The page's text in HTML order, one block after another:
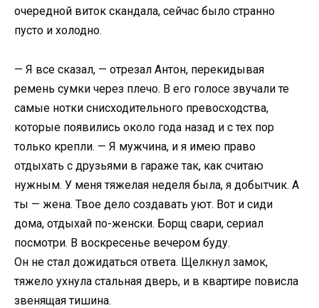
очередной виток скандала, сейчас было странно
пусто и холодно.
— Я все сказал, — отрезал Антон, перекидывая
ремень сумки через плечо. В его голосе звучали те
самые нотки снисходительного превосходства,
которые появились около года назад и с тех пор
только крепли. — Я мужчина, и я имею право
отдыхать с друзьями в гараже так, как считаю
нужным. У меня тяжелая неделя была, я добытчик. А
ты — жена. Твое дело создавать уют. Вот и сиди
дома, отдыхай по-женски. Борщ свари, сериал
посмотри. В воскресенье вечером буду.
Он не стал дожидаться ответа. Щелкнул замок,
тяжело ухнула стальная дверь, и в квартире повисла
звенящая тишина.